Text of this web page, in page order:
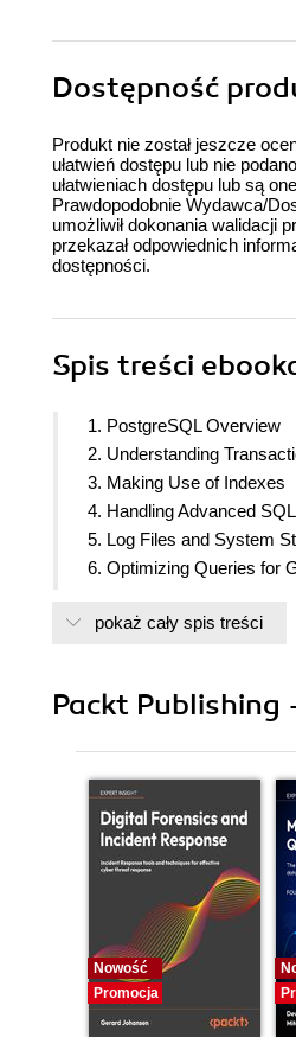
Dostępność
Produkt nie został jeszcze
ułatwień dostępu lub nie
ułatwieniach dostępu lub są
Prawdopodobnie Wydawca/
umożliwił dokonania walidacji
przekazał odpowiednich
dostępności.
Spis treści
1. PostgreSQL Overview
2. Understanding
3. Making Use of Indexes
4. Handling Advanced SQL
5. Log Files and System
6. Optimizing Queries for
8. Managing PostgreSQL
11. Deciding on Useful
pokaż cały spis treści
Packt Publishing
Nowość
Promocja